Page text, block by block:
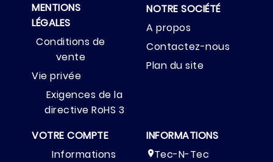
MENTIONS
LÉGALES
Conditions de
vente
Vie privée
Exigences de la
directive RoHS 3
NOTRE SOCIÉTÉ
A propos
Contactez-nous
Plan du site
VOTRE COMPTE
Informations
INFORMATIONS
Tec-N-Tec